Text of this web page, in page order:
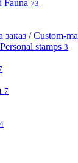
Fauna 73
/ Custom-
stamps 3
7